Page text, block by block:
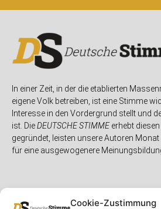
Cookie-Zustimmung
In einer Zeit, in der die etablierten
eigene Volk betreiben, ist eine Stimme
Interesse in den Vordergrund stellt und
ist. DieDEUTSCHE STIMMEerhebt
gegründet, leisten unsere Autoren
für eine ausgewogenere